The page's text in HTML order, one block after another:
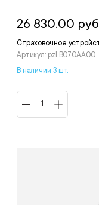
Страховочное
Артикул: pzl B070AA00
26 830.00
В наличии 3 шт.